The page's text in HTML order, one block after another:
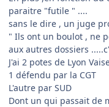
paraitre "futile " ....
sans le dire , un juge
" Ils ont un boulot , ne
aux autres dossiers
J'ai 2 potes de Lyon
1 défendu par la CGT
L'autre par SUD
Dont un qui passait de